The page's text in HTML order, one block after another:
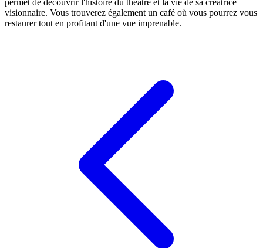
permet de découvrir l'histoire du théâtre et la vie de sa créatrice
visionnaire. Vous trouverez également un café où vous pourrez vous
restaurer tout en profitant d'une vue imprenable.